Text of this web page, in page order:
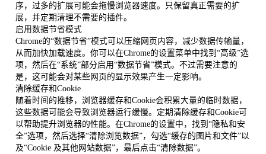
序，过多的扩展可能会拖慢浏览器速度。只保留真正需要的扩
展，并定期清理不需要的插件。
启用数据节省模式
Chrome的“数据节省”模式可以压缩网页内容，减少数据传输量，
从而加快加载速度。你可以在Chrome的设置菜单中找到“高级”选
项，然后在“系统”部分启用“数据节省”模式。不过需要注意的
是，这可能会对某些网页的显示效果产生一定影响。
清除缓存和Cookie
随着时间的推移，浏览器缓存和Cookie会积累大量的临时数据，
这些数据可能会导致浏览器运行缓慢。定期清除缓存和Cookie可
以帮助提升浏览器的性能。在Chrome的设置中，找到“隐私和安
全”选项，然后选择“清除浏览数据”，勾选“缓存的图片和文件”以
及“Cookie 及其他网站数据”，最后点击“清除数据”。